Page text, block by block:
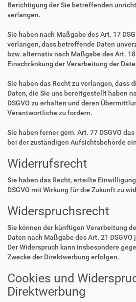
Berichtigung der Sie betreffenden
verlangen.
Sie haben nach Maßgabe des Art. 17
verlangen, dass betreffende Daten
bzw. alternativ nach Maßgabe des Art. 18
Einschränkung der Verarbeitung der
Sie haben das Recht zu verlangen, dass
Daten, die Sie uns bereitgestellt haben
DSGVO zu erhalten und deren
Verantwortliche zu fordern.
Sie haben ferner gem. Art. 77 DSGVO
bei der zuständigen Aufsichtsbehörde
Widerrufsrecht
Sie haben das Recht, erteilte
DSGVO mit Wirkung für die Zukunft zu
Widerspruchsrecht
Sie können der künftigen Verarbeitung
Daten nach Maßgabe des Art. 21
Der Widerspruch kann insbesondere
Zwecke der Direktwerbung erfolgen.
Cookies und
Direktwerbung